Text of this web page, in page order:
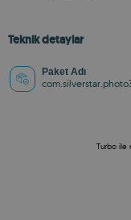
Teknik detaylar
Paket Adı
Turbo ile